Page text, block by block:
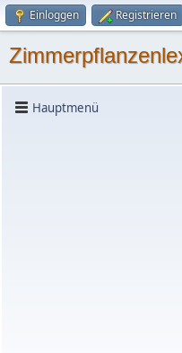
Einloggen Registrieren
Hauptmenü